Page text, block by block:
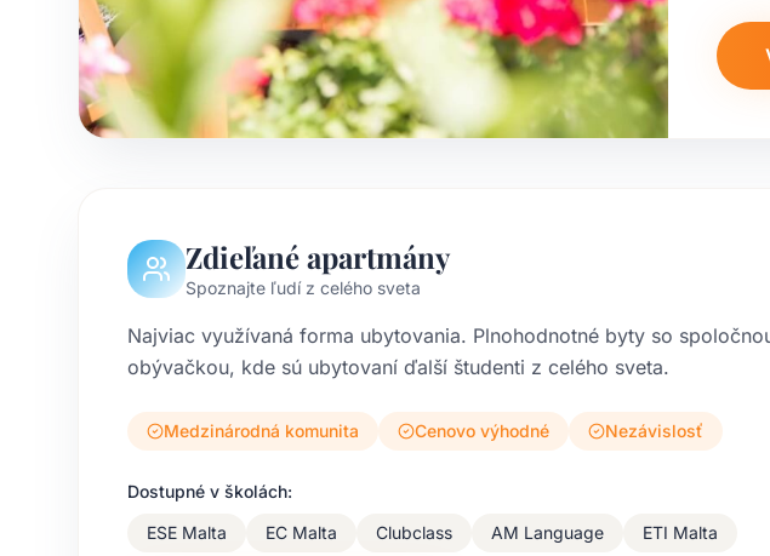
Zdieľané apartmány
Spoznajte ľudí z celého sveta
Najviac využívaná forma ubytovania. Plnohodnotné byty so
obývačkou, kde sú ubytovaní ďalší študenti z celého sveta.
Medzinárodná komunita Cenovo výhodné Nezávislosť
Dostupné v školách:
ESE Malta
EC Malta Clubclass AM Language ETI Malta